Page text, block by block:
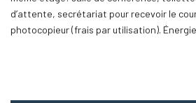
d’attente, secrétariat pour recevoir le
photocopieur (frais par utilisation).